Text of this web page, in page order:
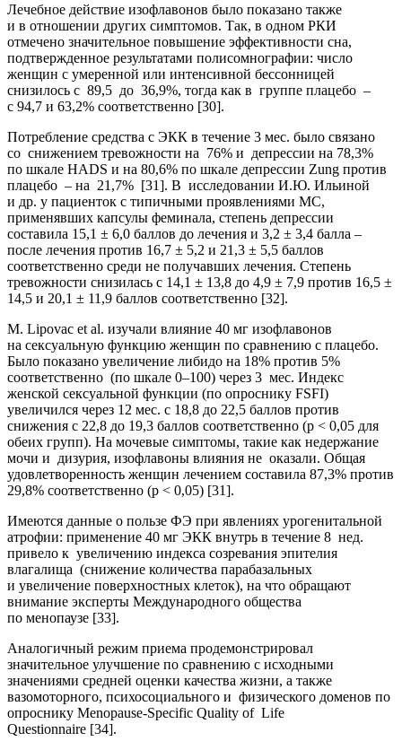
Лечебное действие изофлавонов было показано также
и в отношении других симптомов. Так, в одном РКИ
отмечено значительное повышение эффективности сна,
подтвержденное результатами полисомнографии: число
женщин с умеренной или интенсивной бессонницей
снизилось с 89,5 до 36,9%, тогда как в группе плацебо –
с 94,7 и 63,2% соответственно [30].
Потребление средства с ЭКК в течение 3 мес. было связано
со снижением тревожности на 76% и депрессии на 78,3%
по шкале HADS и на 80,6% по шкале депрессии Zung против
плацебо – на 21,7% [31]. В исследовании И.Ю. Ильиной
и др. у пациенток с типичными проявлениями МС,
применявших капсулы феминала, степень депрессии
составила 15,1 ± 6,0 баллов до лечения и 3,2 ± 3,4 балла –
после лечения против 16,7 ± 5,2 и 21,3 ± 5,5 баллов
соответственно среди не получавших лечения. Степень
тревожности снизилась с 14,1 ± 13,8 до 4,9 ± 7,9 против 16,5 ±
14,5 и 20,1 ± 11,9 баллов соответственно [32].
M. Lipovac et al. изучали влияние 40 мг изофлавонов
на сексуальную функцию женщин по сравнению с плацебо.
Было показано увеличение либидо на 18% против 5%
соответственно (по шкале 0–100) через 3 мес. Индекс
женской сексуальной функции (по опроснику FSFI)
увеличился через 12 мес. с 18,8 до 22,5 баллов против
снижения с 22,8 до 19,3 баллов соответственно (р < 0,05 для
обеих групп). На мочевые симптомы, такие как недержание
мочи и дизурия, изофлавоны влияния не оказали. Общая
удовлетворенность женщин лечением составила 87,3% против
29,8% соответственно (р < 0,05) [31].
Имеются данные о пользе ФЭ при явлениях урогенитальной
атрофии: применение 40 мг ЭКК внутрь в течение 8 нед.
привело к увеличению индекса созревания эпителия
влагалища (снижение количества парабазальных
и увеличение поверхностных клеток), на что обращают
внимание эксперты Международного общества
по менопаузе [33].
Аналогичный режим приема продемонстрировал
значительное улучшение по сравнению с исходными
значениями средней оценки качества жизни, а также
вазомоторного, психосоциального и физического доменов по
опроснику Menopause-Specific Quality of Life
Questionnaire [34].